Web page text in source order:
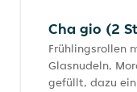
Cha gio (2
Frühlingsrollen
Glasnudeln,
gefüllt, dazu